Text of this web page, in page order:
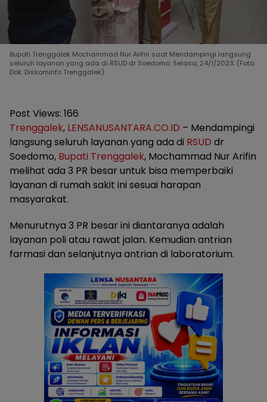
Bupati Trenggalek Mochammad Nur Arifin saat Mendampingi langsung
seluruh layanan yang ada di RSUD dr Soedomo. Selasa, 24/1/2023. (Foto:
Dok. Diskominfo Trenggalek)
Post Views: 166
Trenggalek, LENSANUSANTARA.CO.ID – Mendampingi
langsung seluruh layanan yang ada di RSUD dr
Soedomo, Bupati Trenggalek, Mochammad Nur Arifin
melihat ada 3 PR besar untuk bisa memperbaiki
layanan di rumah sakit ini sesuai harapan
masyarakat.
Menurutnya 3 PR besar ini diantaranya adalah
layanan poli atau rawat jalan. Kemudian antrian
farmasi dan selanjutnya antrian di laboratorium.